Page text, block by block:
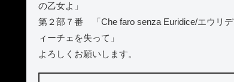
の乙女よ」
第２部７番 「Che faro senza Euridice/エウリデ
ィーチェを失って」
よろしくお願いします。